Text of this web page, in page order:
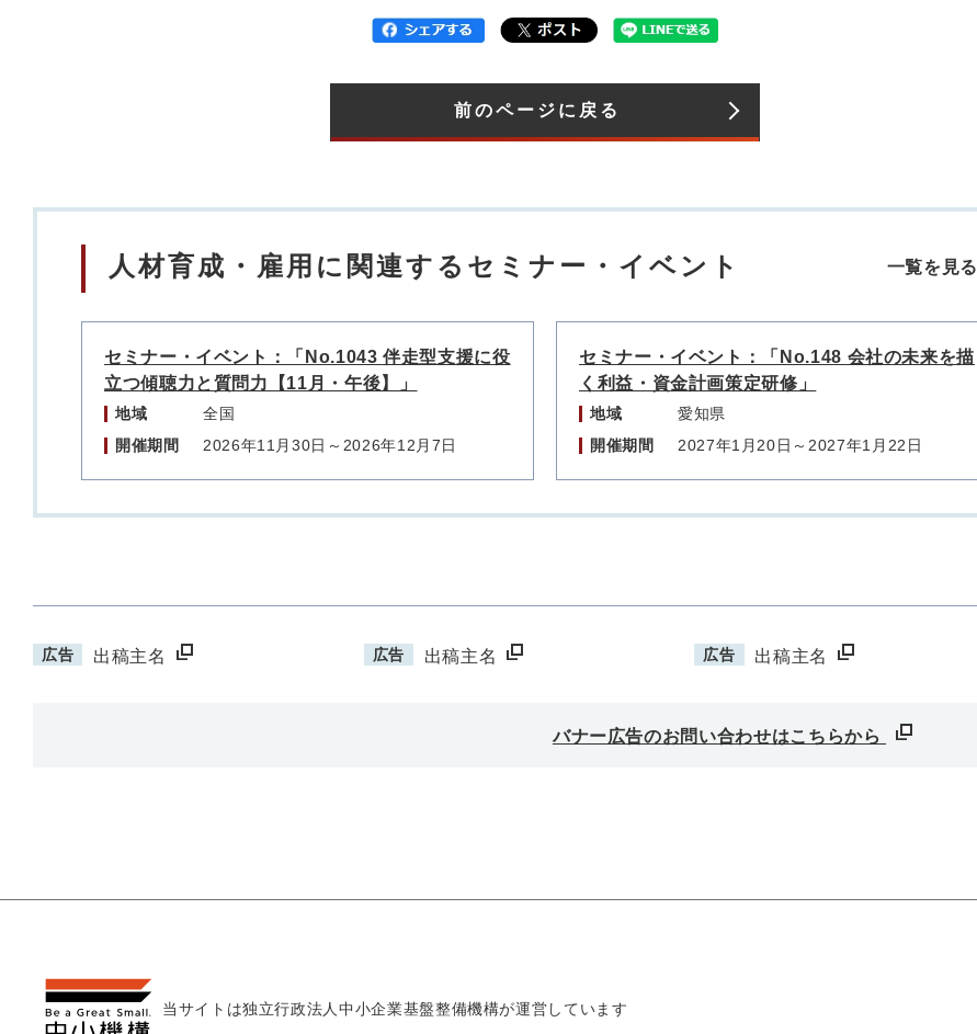
前のページに戻る
人材育成・雇用に関連するセミナー・イベント 一覧を見る
セミナー・イベント：「No.1043 伴走型支援に役
立つ傾聴力と質問力【11月・午後】」
地域
全国
開催期間
2026年11月30日～2026年12月7日
セミナー・イベント：「No.148 会社の未来を描
く利益・資金計画策定研修」
地域
愛知県
開催期間
2027年1月20日～2027年1月22日
広告 出稿主名 広告 出稿主名 広告 出稿主名
バナー広告のお問い合わせはこちらから
当サイトは独立行政法人中小企業基盤整備機構が運営しています